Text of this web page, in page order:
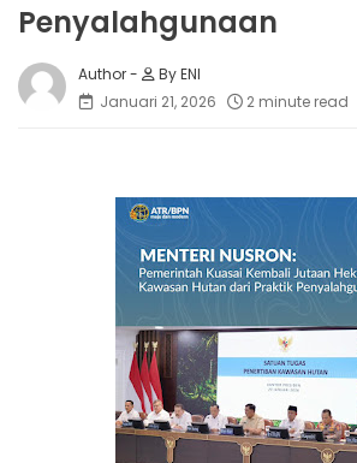
Penyalahgunaan
By ENI
Januari 21, 2026
2 minute read